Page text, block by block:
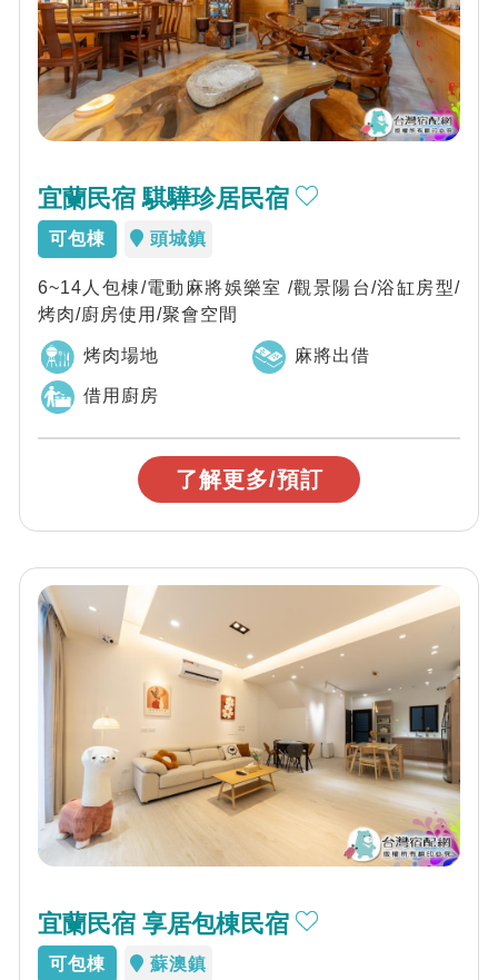
宜蘭民宿 騏驊珍居民宿
可包棟 頭城鎮
6~14人包棟/電動麻將娛樂室 /觀景陽台/浴缸房型/
烤肉/廚房使用/聚會空間
烤肉場地 麻將出借
借用廚房
了解更多/預訂
宜蘭民宿 享居包棟民宿
可包棟 蘇澳鎮